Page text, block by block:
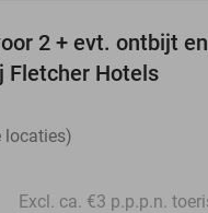
2 + evt. ontbijt
Fletcher Hotels
locaties)
Excl. ca. €3 p.p.p.n.